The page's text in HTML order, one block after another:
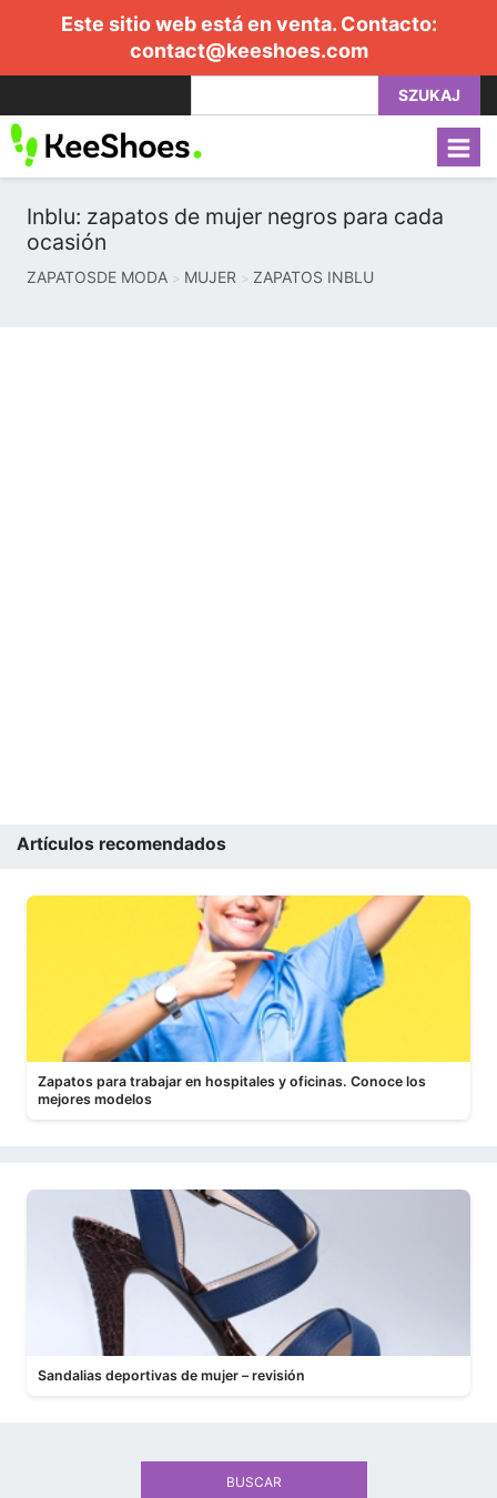
Este sitio web está en venta. Contacto:
contact@keeshoes.com
SZUKAJ
Inblu: zapatos de mujer negros para cada
ocasión
ZAPATOSDE MODA MUJER ZAPATOS INBLU
Artículos recomendados
Zapatos para trabajar en hospitales y oficinas. Conoce los
mejores modelos
Sandalias deportivas de mujer – revisión
BUSCAR